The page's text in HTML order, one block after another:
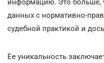
информацию. Это больше,
данных с нормативно-
судебной практикой и
Ее уникальность